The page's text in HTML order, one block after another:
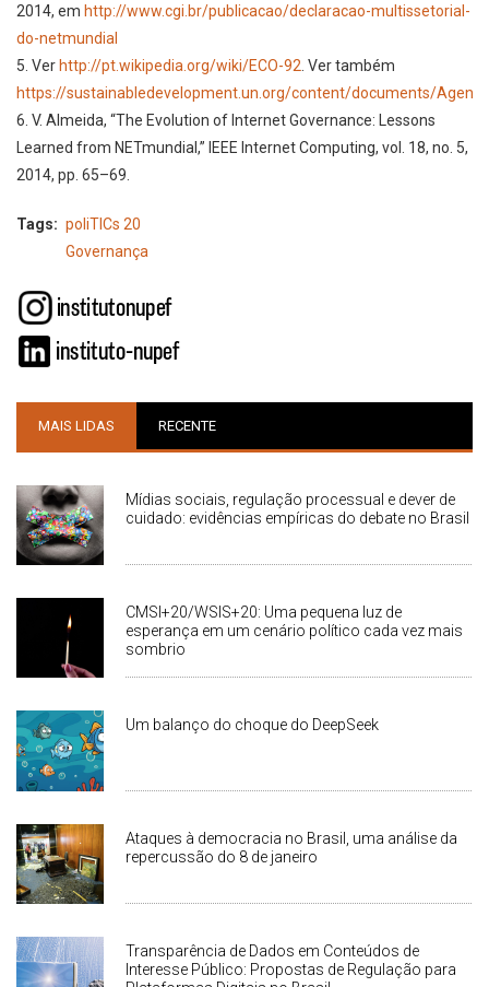
2014, em http://www.cgi.br/publicacao/declaracao-multissetorial-
do-netmundial
5. Ver http://pt.wikipedia.org/wiki/ECO-92 . Ver também
https://sustainabledevelopment.un.org/content/documents/
6. V. Almeida, “The Evolution of Internet Governance: Lessons
Learned from NETmundial,” IEEE Internet Computing, vol. 18, no. 5,
2014, pp. 65–69.
Tags
poliTICs 20
Governança
MAIS LIDAS RECENTE
Mídias sociais, regulação processual e dever de
cuidado: evidências empíricas do debate no Brasil
CMSI+20/WSIS+20: Uma pequena luz de
esperança em um cenário político cada vez mais
sombrio
Um balanço do choque do DeepSeek
Ataques à democracia no Brasil, uma análise da
repercussão do 8 de janeiro
Transparência de Dados em Conteúdos de
Interesse Público: Propostas de Regulação para